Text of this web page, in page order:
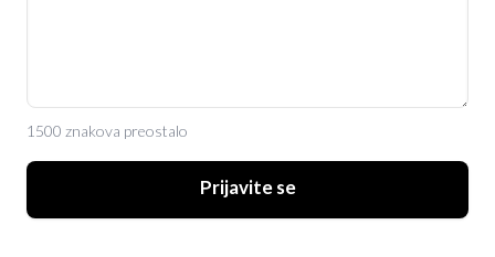
1500 znakova preostalo
Prijavite se